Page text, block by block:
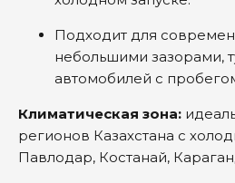
Подходит для
небольшими зазорами,
автомобилей с
Климатическая зона:
регионов Казахстана с
Павлодар, Костанай,